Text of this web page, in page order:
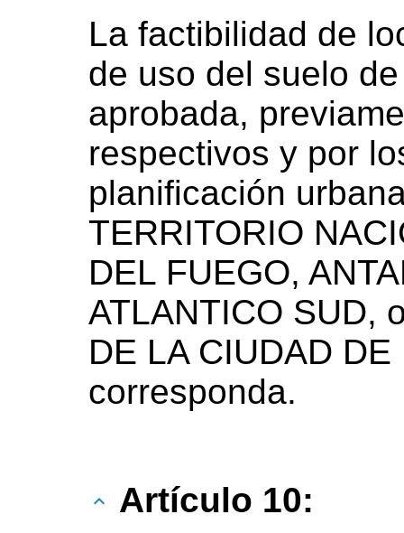
La factibilidad de
de uso del suelo
aprobada,
respectivos y por
planificación
TERRITORIO
DEL FUEGO,
ATLANTICO SUD,
DE LA CIUDAD
corresponda.
Artículo 10: